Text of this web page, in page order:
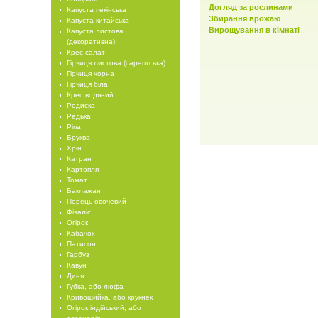
Капуста пекінська
Капуста китайська
Капуста листова
(декоративна)
Крес-салат
Гірчиця листова (сарептська)
Гірчиця чорна
Гірчиця біла
Крес водяний
Редиска
Редька
Ріпа
Бруква
Хрін
Катран
Картопля
Томат
Баклажан
Перець овочевий
Фізаліс
Огірок
Кабачок
Патисон
Гарбуз
Кавун
Диня
Губка, або люфа
Кривошийка, або крукнек
Огірок індійський, або
Догляд за рослинами
Збирання врожаю
Вирощування в кімнаті